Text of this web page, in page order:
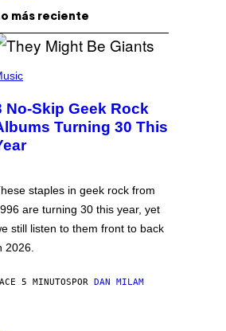
más reciente
No-Skip Geek Rock
Turning 30 This
staples in geek rock from
are turning 30 this year, yet
still listen to them front to back
2026.
5 MINUTOSPOR DAN MILAM